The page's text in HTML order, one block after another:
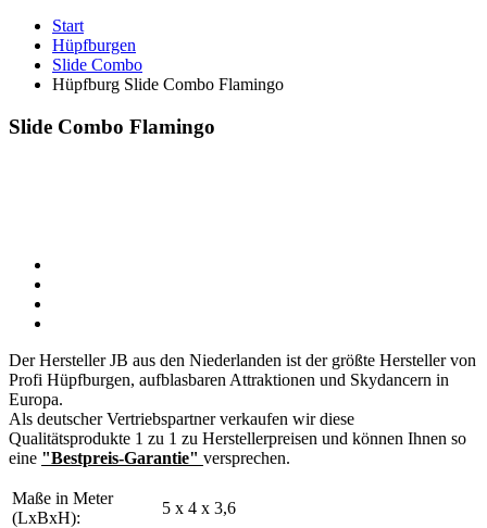
Start
Hüpfburgen
Slide Combo
Hüpfburg Slide Combo Flamingo
Slide Combo Flamingo
Der Hersteller JB aus den Niederlanden ist der größte Hersteller von
Profi Hüpfburgen, aufblasbaren Attraktionen und Skydancern in
Europa.
Als deutscher Vertriebspartner verkaufen wir diese
Qualitätsprodukte 1 zu 1 zu Herstellerpreisen und können Ihnen so
eine "Bestpreis-Garantie" versprechen.
Maße in Meter
(LxBxH):
5 x 4 x 3,6